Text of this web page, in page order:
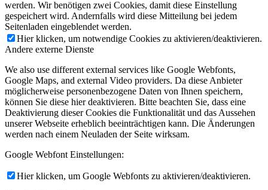
werden. Wir benötigen zwei Cookies, damit diese Einstellung
gespeichert wird. Andernfalls wird diese Mitteilung bei jedem
Seitenladen eingeblendet werden.
Hier klicken, um notwendige Cookies zu aktivieren/deaktivieren.
Andere externe Dienste
We also use different external services like Google Webfonts,
Google Maps, and external Video providers. Da diese Anbieter
möglicherweise personenbezogene Daten von Ihnen speichern,
können Sie diese hier deaktivieren. Bitte beachten Sie, dass eine
Deaktivierung dieser Cookies die Funktionalität und das Aussehen
unserer Webseite erheblich beeinträchtigen kann. Die Änderungen
werden nach einem Neuladen der Seite wirksam.
Google Webfont Einstellungen:
Hier klicken, um Google Webfonts zu aktivieren/deaktivieren.